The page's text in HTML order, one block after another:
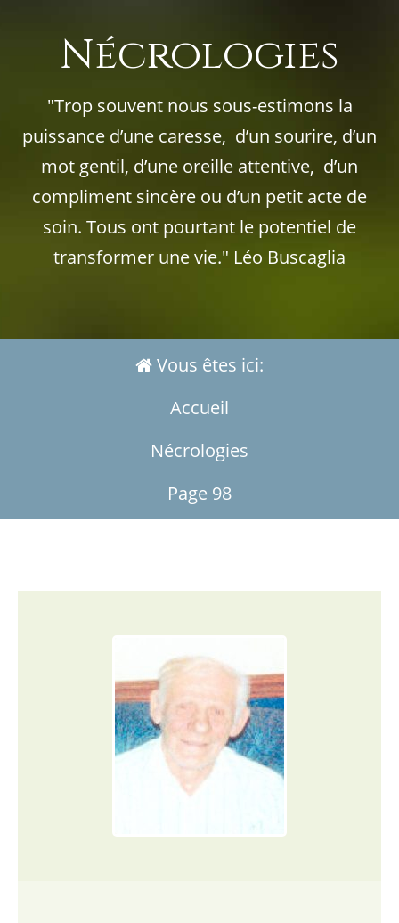
Nécrologies
"Trop souvent nous sous-estimons la
puissance d’une caresse, d’un sourire, d’un
mot gentil, d’une oreille attentive, d’un
compliment sincère ou d’un petit acte de
soin. Tous ont pourtant le potentiel de
transformer une vie." Léo Buscaglia
Vous êtes ici:
Accueil
Nécrologies
Page 98